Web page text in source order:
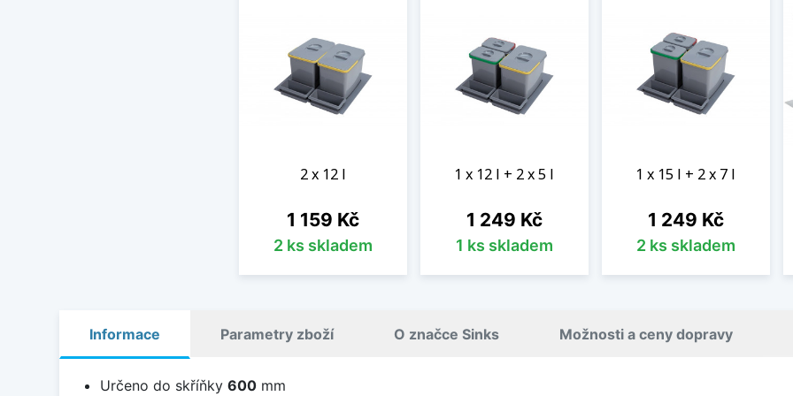
2 x 12 l
Cena
1 159 Kč
2 ks skladem
1 x 12 l + 2 x 5 l
Cena
1 249 Kč
1 ks skladem
1 x 15 l + 2 x 7 l
Cena
1 249 Kč
2 ks skladem
Informace Parametry zboží O značce Sinks Možnosti a ceny dopravy
Určeno do skříňky 600mm